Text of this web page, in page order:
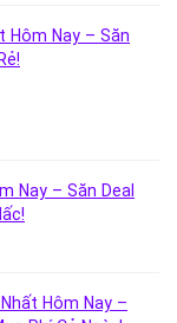
Hôm Nay – Săn
Nay – Săn Deal
Hôm Nay –